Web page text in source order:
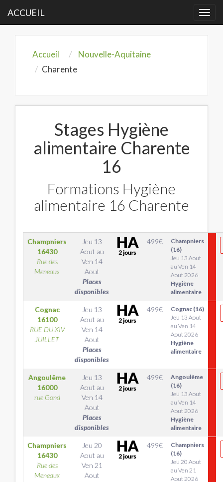
ACCUEIL
Accueil
Nouvelle-Aquitaine
Charente
Stages Hygiène
alimentaire Charente
16
Formations Hygiène
alimentaire 16 Charente
Champniers
16430
Rue des
Meneaux
Jeu 13
Aout au
Ven 14
Aout
Places
disponibles
499€
Champniers
(16)
Jeu 13 Aout
au Ven 14
Aout 2026
Hygiène
alimentaire
Cognac
16100
RUE DU XIV
JUILLET
Jeu 13
Aout au
Ven 14
Aout
Places
disponibles
499€
Cognac (16)
Jeu 13 Aout
au Ven 14
Aout 2026
Hygiène
alimentaire
Angoulême
16000
rue Gond
Jeu 13
Aout au
Ven 14
Aout
Places
disponibles
499€
Angoulême
(16)
Jeu 13 Aout
au Ven 14
Aout 2026
Hygiène
alimentaire
Champniers
16430
Rue des
Meneaux
Jeu 20
Aout au
Ven 21
Aout
499€
Champniers
(16)
Jeu 20 Aout
au Ven 21
Aout 2026